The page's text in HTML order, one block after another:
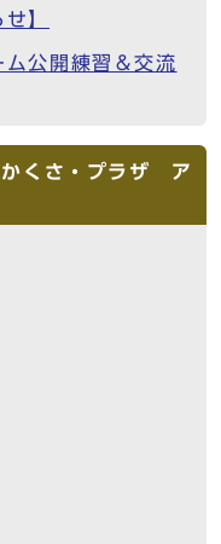
】
公開練習＆交流
かくさ・プラザ ア